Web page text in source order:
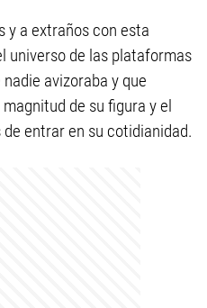
y a extraños con esta
universo de las plataformas
avizoraba y que
de su figura y el
entrar en su cotidianidad.